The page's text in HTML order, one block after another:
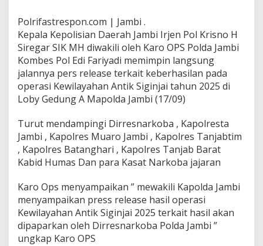
Polrifastrespon.com | Jambi .
Kepala Kepolisian Daerah Jambi Irjen Pol Krisno H
Siregar SIK MH diwakili oleh Karo OPS Polda Jambi
Kombes Pol Edi Fariyadi memimpin langsung
jalannya pers release terkait keberhasilan pada
operasi Kewilayahan Antik Siginjai tahun 2025 di
Loby Gedung A Mapolda Jambi (17/09)
Turut mendampingi Dirresnarkoba , Kapolresta
Jambi , Kapolres Muaro Jambi , Kapolres Tanjabtim
, Kapolres Batanghari , Kapolres Tanjab Barat
Kabid Humas Dan para Kasat Narkoba jajaran
Karo Ops menyampaikan ” mewakili Kapolda Jambi
menyampaikan press release hasil operasi
Kewilayahan Antik Siginjai 2025 terkait hasil akan
dipaparkan oleh Dirresnarkoba Polda Jambi ”
ungkap Karo OPS